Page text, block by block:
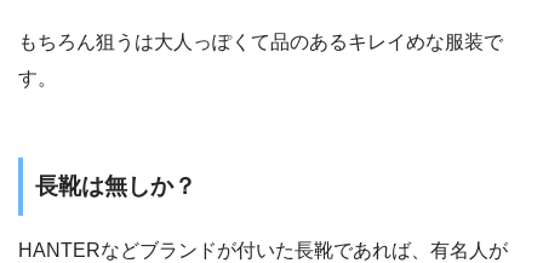
もちろん狙うは大人っぽくて品のあるキレイめな服装で
す。
長靴は無しか？
HANTERなどブランドが付いた長靴であれば、有名人が